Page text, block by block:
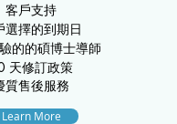
客戶支持
選擇的到期日
的的碩博士導師
天修訂政策
質售後服務
Learn More